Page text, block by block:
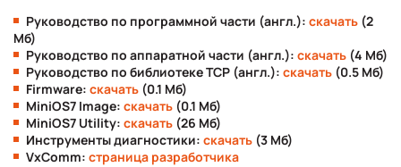
Руководство по программной части (англ.): скачать (2
Мб)
Руководство по аппаратной части (англ.): скачать (4 Мб)
Руководство по библиотеке TCP (англ.): скачать (0.5 Мб)
Firmware: скачать (0.1 Мб)
MiniOS7 Image: скачать (0.1 Мб)
MiniOS7 Utility: скачать (26 Мб)
Инструменты диагностики: скачать (3 Мб)
VxComm: страница разработчика